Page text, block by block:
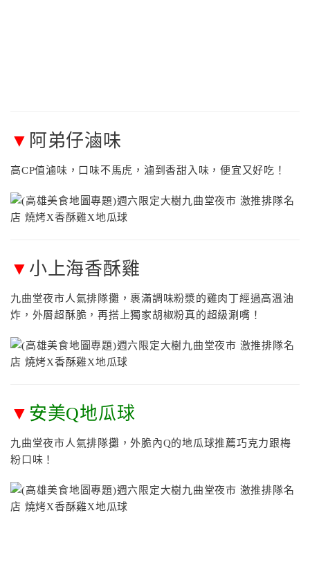
▼ 阿弟仔滷味
高CP值滷味，口味不馬虎，滷到香甜入味，便宜又好吃！
▼ 小上海香酥雞
九曲堂夜市人氣排隊攤，裹滿調味粉漿的雞肉丁經過高溫油
炸，外層超酥脆，再搭上獨家胡椒粉真的超級涮嘴！
▼ 安美Q地瓜球
九曲堂夜市人氣排隊攤，外脆內Q的地瓜球推薦巧克力跟梅
粉口味！